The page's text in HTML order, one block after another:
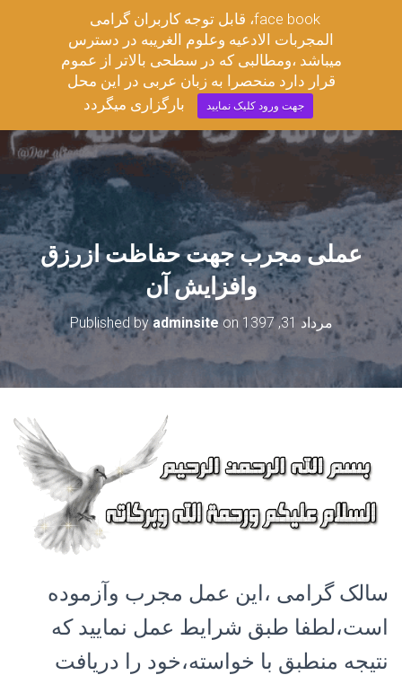
مجربات ادعیه وعلوم غریبه
E
I
G
A
T
I
N
عملی مجرب جهت حفاظت ازرزق
وافزایش آن
Published byadminsite on مرداد 31, 1397
سالک گرامی ،این عمل مجرب وآزموده
است،لطفا طبق شرایط عمل نمایید که
نتیجه منطبق با خواسته،خود را دریافت
قابل توجه کاربران گرامی ،face book
المجربات الادعیه وعلوم الغریبه در دسترس
میباشد ،ومطالبی که در سطحی بالاتر از عموم
قرار دارد منحصرا به زبان عربی در این محل
بارگزاری میگردد
جهت ورود کلیک نمایید